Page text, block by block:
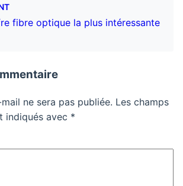
fibre optique la plus intéressante
ne sera pas publiée. Les champs
indiqués avec *